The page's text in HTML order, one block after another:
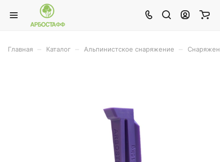
Главная Каталог Альпинистское снаряжение